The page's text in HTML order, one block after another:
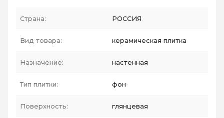
Страна: РОССИЯ
Вид товара: керамическая плитка
Назначение: настенная
Тип плитки: фон
Поверхность: глянцевая